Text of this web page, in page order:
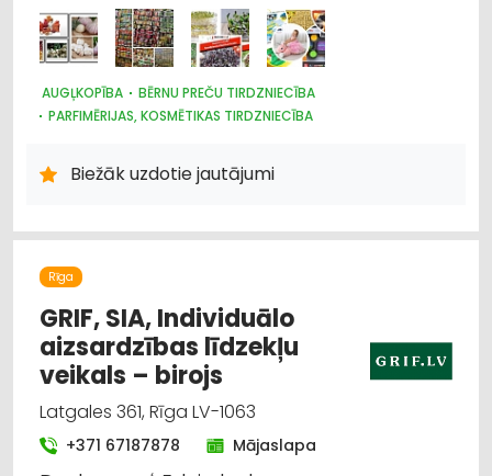
AUGĻKOPĪBA
BĒRNU PREČU TIRDZNIECĪBA
PARFIMĒRIJAS, KOSMĒTIKAS TIRDZNIECĪBA
HIGIĒNAS PRECES
ZOOPRECES, DZĪVNIEKU KOPŠANA UN APRŪPE
HOBIJA PRECES
SĒKLAS UN STĀDI
DĀRZA TEHNIKA UN INVENTĀRS
Biežāk uzdotie jautājumi
Rīga
GRIF, SIA, Individuālo
aizsardzības līdzekļu
veikals – birojs
Latgales 361, Rīga LV-1063
+371 67187878 Mājaslapa